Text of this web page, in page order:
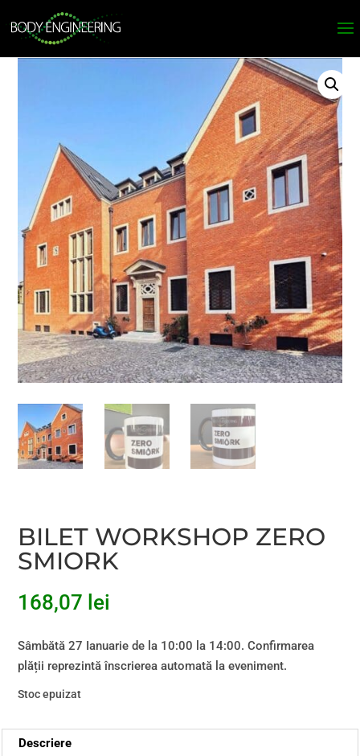
BILET WORKSHOP ZERO
SMIORK
168,07 lei
Sâmbătă 27 Ianuarie de la 10:00 la 14:00. Confirmarea
plății reprezintă înscrierea automată la eveniment.
Stoc epuizat
Descriere